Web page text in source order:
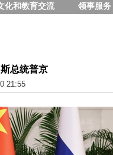
化和教育交流 领事服务
总统普京
21:55